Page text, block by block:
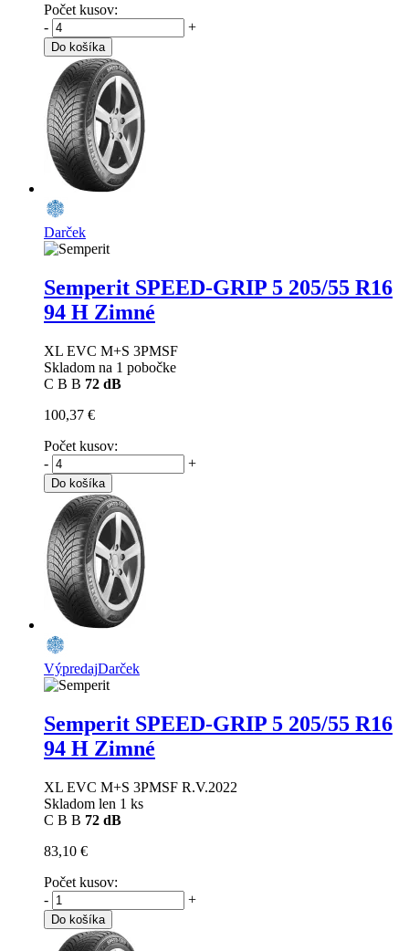
Počet kusov:
-
+
Do košíka
Darček
Semperit SPEED-GRIP 5 205/55 R16
94 H Zimné
XL EVC M+S 3PMSF
Skladom na 1 pobočke
C B B 72 dB
100,37 €
Počet kusov:
-
+
Do košíka
VýpredajDarček
Semperit SPEED-GRIP 5 205/55 R16
94 H Zimné
XL EVC M+S 3PMSF R.V.2022
Skladom len 1 ks
C B B 72 dB
83,10 €
Počet kusov:
-
+
Do košíka